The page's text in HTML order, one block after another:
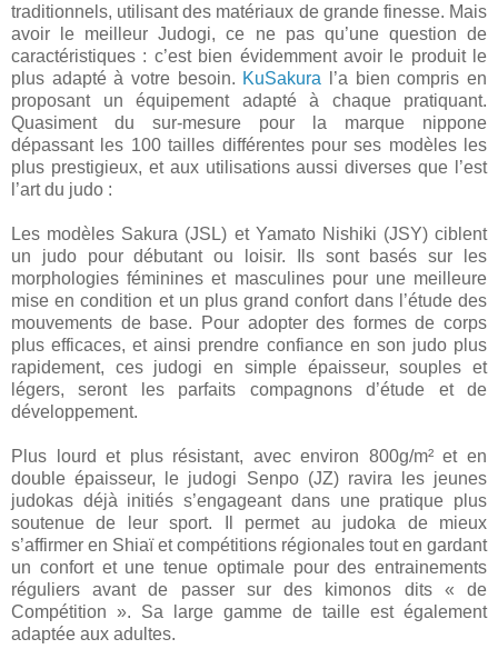
traditionnels, utilisant des matériaux de grande finesse. Mais
avoir le meilleur Judogi, ce ne pas qu’une question de
caractéristiques : c’est bien évidemment avoir le produit le
plus adapté à votre besoin. KuSakura
l’a bien compris en
proposant un équipement adapté à chaque pratiquant.
Quasiment du sur-mesure pour la marque nippone
dépassant les 100 tailles différentes pour ses modèles les
plus prestigieux, et aux utilisations aussi diverses que l’est
l’art du judo :
Les modèles Sakura (JSL) et Yamato Nishiki (JSY) ciblent
un judo pour débutant ou loisir. Ils sont basés sur les
morphologies féminines et masculines pour une meilleure
mise en condition et un plus grand confort dans l’étude des
mouvements de base. Pour adopter des formes de corps
plus efficaces, et ainsi prendre confiance en son judo plus
rapidement, ces judogi en simple épaisseur, souples et
légers, seront les parfaits compagnons d’étude et de
développement.
Plus lourd et plus résistant, avec environ 800g/m² et en
double épaisseur, le judogi Senpo (JZ) ravira les jeunes
judokas déjà initiés s’engageant dans une pratique plus
soutenue de leur sport. Il permet au judoka de mieux
s’affirmer en Shiaï et compétitions régionales tout en gardant
un confort et une tenue optimale pour des entrainements
réguliers avant de passer sur des kimonos dits « de
Compétition ». Sa large gamme de taille est également
adaptée aux adultes.